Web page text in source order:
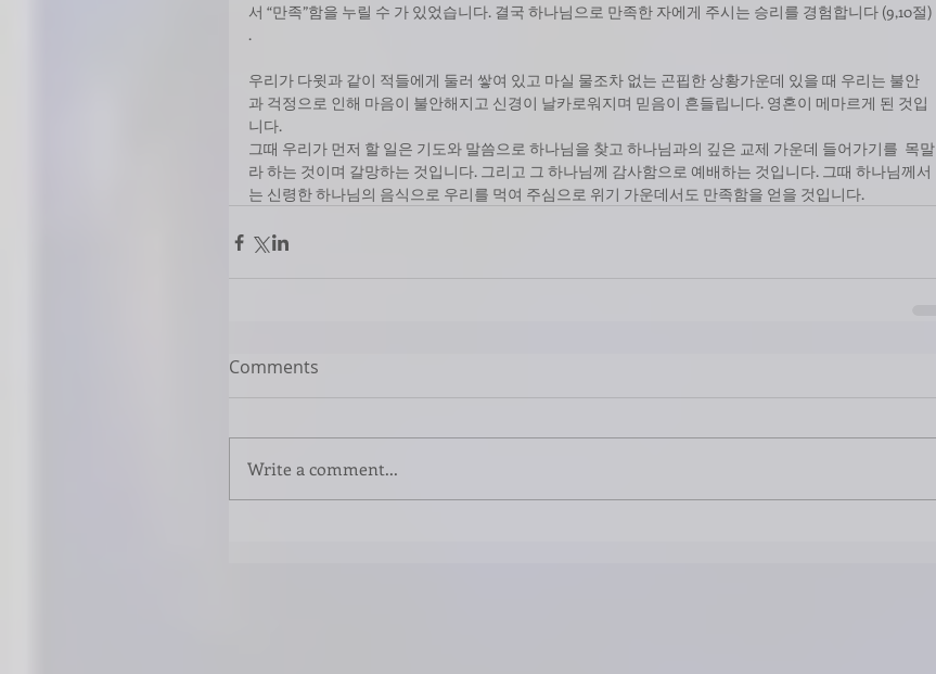
서 “만족”함을 누릴 수 가 있었습니다. 결국 하나님으로 만족한 자에게 주시는 승리를 경험합니다 (9,10절)
.
우리가 다윗과 같이 적들에게 둘러 쌓여 있고 마실 물조차 없는 곤핍한 상황가운데 있을 때 우리는 불안
과 걱정으로 인해 마음이 불안해지고 신경이 날카로워지며 믿음이 흔들립니다. 영혼이 메마르게 된 것입
니다.
그때 우리가 먼저 할 일은 기도와 말씀으로 하나님을 찾고 하나님과의 깊은 교제 가운데 들어가기를  목말
라 하는 것이며 갈망하는 것입니다. 그리고 그 하나님께 감사함으로 예배하는 것입니다. 그때 하나님께서
는 신령한 하나님의 음식으로 우리를 먹여 주심으로 위기 가운데서도 만족함을 얻을 것입니다.
Comments
Write a comment...